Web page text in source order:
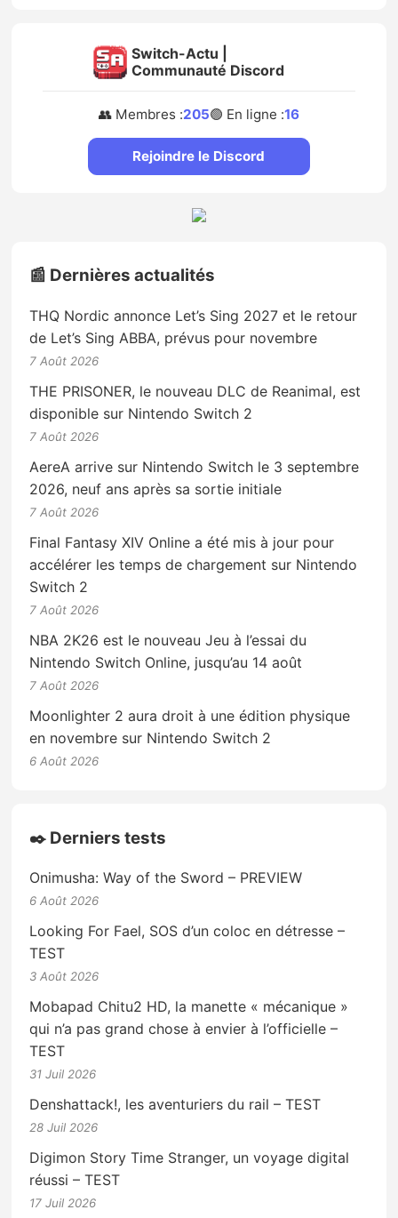
Switch-Actu |
Communauté Discord
👥 Membres :205🟢 En ligne :16
Rejoindre le Discord
📰 Dernières actualités
THQ Nordic annonce Let’s Sing 2027 et le retour
de Let’s Sing ABBA, prévus pour novembre
7 Août 2026
THE PRISONER, le nouveau DLC de Reanimal, est
disponible sur Nintendo Switch 2
7 Août 2026
AereA arrive sur Nintendo Switch le 3 septembre
2026, neuf ans après sa sortie initiale
7 Août 2026
Final Fantasy XIV Online a été mis à jour pour
accélérer les temps de chargement sur Nintendo
Switch 2
7 Août 2026
NBA 2K26 est le nouveau Jeu à l’essai du
Nintendo Switch Online, jusqu’au 14 août
7 Août 2026
Moonlighter 2 aura droit à une édition physique
en novembre sur Nintendo Switch 2
6 Août 2026
✒️ Derniers tests
Onimusha: Way of the Sword – PREVIEW
6 Août 2026
Looking For Fael, SOS d’un coloc en détresse –
TEST
3 Août 2026
Mobapad Chitu2 HD, la manette « mécanique »
qui n’a pas grand chose à envier à l’officielle –
TEST
31 Juil 2026
Denshattack!, les aventuriers du rail – TEST
28 Juil 2026
Digimon Story Time Stranger, un voyage digital
réussi – TEST
17 Juil 2026